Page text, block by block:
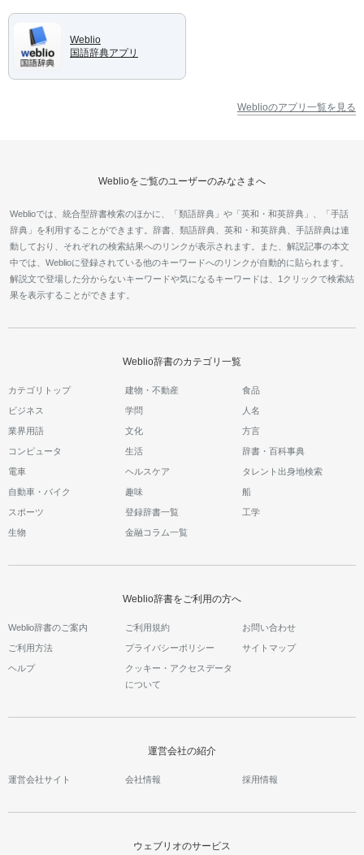
Weblio
国語辞典アプリ
Weblioのアプリ一覧を見る
Weblioをご覧のユーザーのみなさまへ
Weblioでは、統合型辞書検索のほかに、「類語辞典」や「英和・和英辞典」、「手話
辞典」を利用することができます。辞書、類語辞典、英和・和英辞典、手話辞典は連
動しており、それぞれの検索結果へのリンクが表示されます。また、解説記事の本文
中では、Weblioに登録されている他のキーワードへのリンクが自動的に貼られます。
解説文で登場した分からないキーワードや気になるキーワードは、1クリックで検索結
果を表示することができます。
Weblio辞書のカテゴリ一覧
カテゴリトップ 建物・不動産 食品
ビジネス 学問 人名
業界用語 文化 方言
コンピュータ 生活 辞書・百科事典
電車 ヘルスケア タレント出身地検索
自動車・バイク 趣味 船
スポーツ 登録辞書一覧 工学
生物 金融コラム一覧
Weblio辞書をご利用の方へ
Weblio辞書のご案内 ご利用規約 お問い合わせ
ご利用方法 プライバシーポリシー サイトマップ
ヘルプ
クッキー・アクセスデータ
について
運営会社の紹介
運営会社サイト 会社情報 採用情報
ウェブリオのサービス